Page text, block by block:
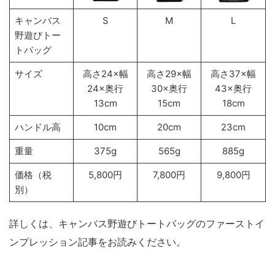
キャンバス
野遊びトー
トバッグ
S M L
サイズ
高さ24×幅
24×奥行
13cm
高さ29×幅
30×奥行
15cm
高さ37×幅
43×奥行
18cm
ハンドル高 10cm 20cm 23cm
重量 375g 565g 885g
価格（税
別）
5,800円 7,800円 9,800円
詳しくは、キャンバス野遊びトートバッグのファーストイ
ンプレッション記事をお読みください。